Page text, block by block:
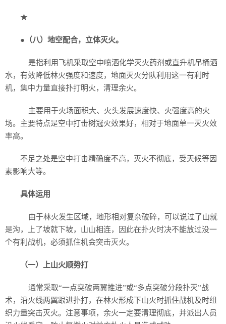
★
● （八）地空配合，立体灭火。
是指利用飞机采取空中喷洒化学灭火药剂或直升机吊桶洒
水，有效降低林火强度和速度，地面灭火分队利用这一有利时
机，集中力量直接扑打明火，清理余火。
主要用于火场面积大、火头发展速度快、火强度高的火
场。主要特点是空中打击树冠火效果好，相对于地面单一灭火效
率高。
不足之处是空中打击精确度不高，灭火不彻底，受天候等因
素影响大等。
具体运用
由于林火发生区域，地形相对复杂破碎，可以说过了山就
是沟，上了坡就下坡，山山相连，因此在扑火时决不能放过没一
个有利战机，必须抓住机会突击灭火。
（一）上山火顺势打
通常采取“一点突破两翼推进”或“多点突破分段扑灭”战
术，沿火线两翼跟进扑打，在林火形成下山火时抓住战机及时组
织力量突击灭火。注意事项，余火一定要清理彻底，并派出人员